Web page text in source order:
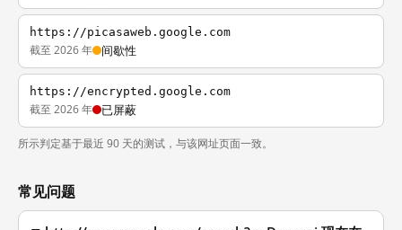
https://picasaweb.google.com
截至 2026 年 间歇性
https://encrypted.google.com
截至 2026 年 已屏蔽
所示判定基于最近 90 天的测试，与该网址页面一致。
常见问题